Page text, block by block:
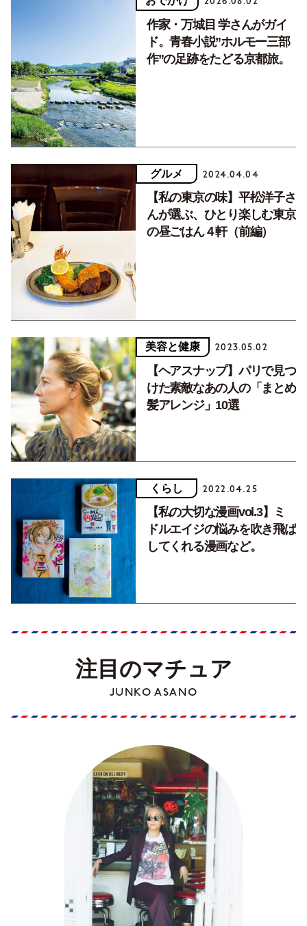
作家・万城目 学さんがガイ
ド。青春小説”ホルモー三部
作”の足跡をたどる京都旅。
グルメ 2024.04.04
【私の東京の味】平松洋子さ
んが選ぶ、ひとり楽しむ東京
の昼ごはん４軒（前編）
美容と健康 2023.05.02
【ヘアスナップ】パリで見つ
けた素敵なあの人の「まとめ
髪アレンジ」10選
くらし 2022.04.25
【私の大切な漫画vol.3】ミ
ドルエイジの悩みを吹き飛ば
してくれる漫画など。
注目のマチュア
JUNKO ASANO